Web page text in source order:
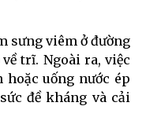
sưng viêm ở đường
trĩ. Ngoài ra, việc
hoặc uống nước ép
đề kháng và cải